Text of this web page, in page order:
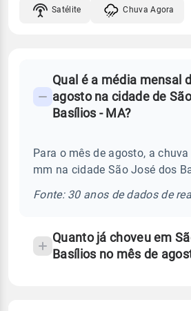
Satélite Chuva Agora
Perguntas
frequentes
chuva
temperatura
Qual é a média mensal
agosto na cidade de
Basílios - MA?
Para o mês de agosto, a
mm na cidade São José dos
Fonte: 30 anos de dados de
Quanto já choveu em
Basílios no mês de